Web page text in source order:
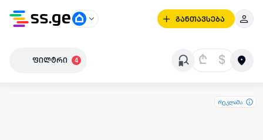
განთავსება
ფილტრი 4 ₾ $
რეკლამა